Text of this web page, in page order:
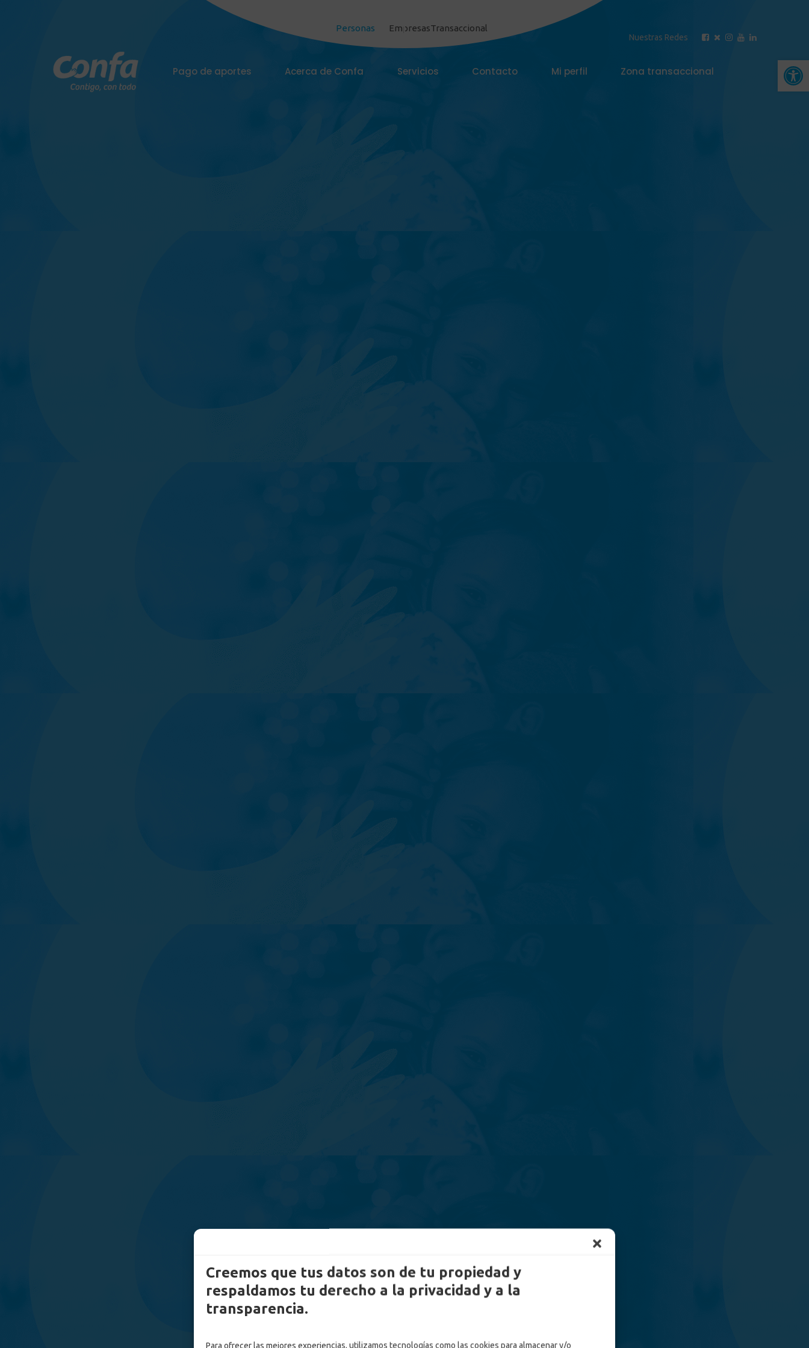
Abrir
Creemos que tus datos son de tu propiedad y
respaldamos tu derecho a la privacidad y a la
transparencia.
Para ofrecer las mejores experiencias, utilizamos tecnologías como las cookies para almacenar y/o
Personas EmpresasTransaccional
Nuestras Redes
Pago de aportes Acerca de Confa Servicios Contacto Mi perfil Zona transaccional